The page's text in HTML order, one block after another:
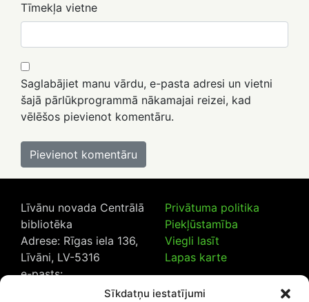
Sīkdatņu iestatījumi
Tīmekļa vietne
Saglabājiet manu vārdu, e-pasta adresi un vietni
šajā pārlūkprogrammā nākamajai reizei, kad
vēlēšos pievienot komentāru.
Līvānu novada Centrālā
bibliotēka
Adrese: Rīgas iela 136,
Līvāni, LV-5316
e-pasts:
Privātuma politika
Piekļūstamība
Viegli lasīt
Lapas karte